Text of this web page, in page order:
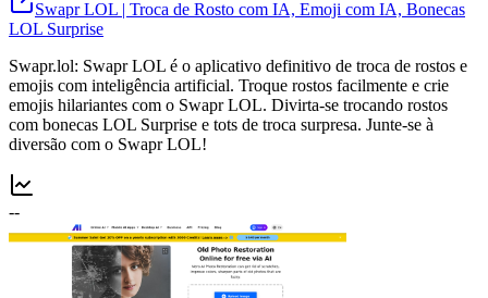
Swapr LOL | Troca de Rosto com IA, Emoji com IA, Bonecas
LOL Surprise
Swapr.lol: Swapr LOL é o aplicativo definitivo de troca de rostos e
emojis com inteligência artificial. Troque rostos facilmente e crie
emojis hilariantes com o Swapr LOL. Divirta-se trocando rostos
com bonecas LOL Surprise e tots de troca surpresa. Junte-se à
diversão com o Swapr LOL!
--